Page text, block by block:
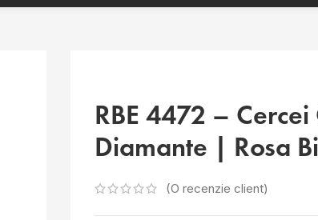
RBE 4472 – Cercei
Diamante | Rosa
(O recenzie client)